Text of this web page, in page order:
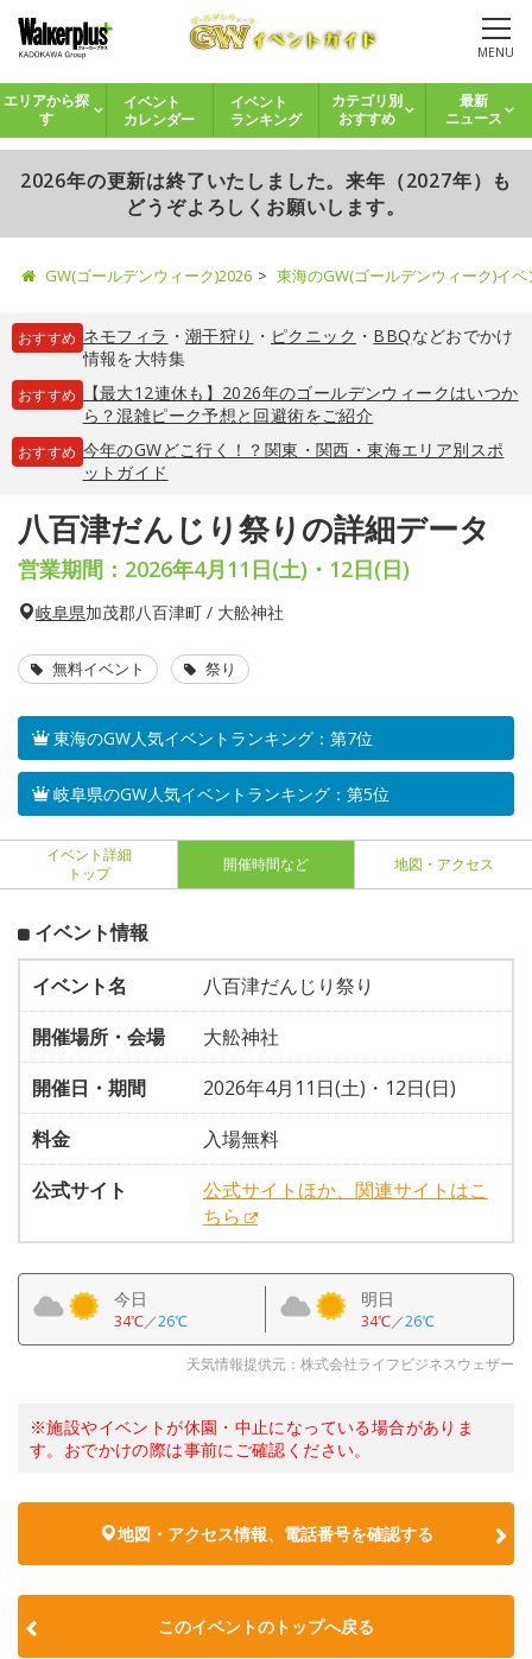
MENU
エリアから探
す
イベント
カレンダー
イベント
ランキング
カテゴリ別
おすすめ
最新
ニュース
2026年の更新は終了いたしました。来年（2027年）も
どうぞよろしくお願いします。
GW(ゴールデンウィーク)2026 東海のGW(ゴールデンウィーク)イ
おすすめ ネモフィラ ・ 潮干狩り ・ ピクニック ・ BBQなどおでかけ
情報を大特集
おすすめ
【最大12連休も】2026年のゴールデンウィークはいつか
ら？混雑ピーク予想と回避術をご紹介
おすすめ 今年のGWどこ行く！？関東・関西・東海エリア別スポ
ットガイド
八百津だんじり祭りの詳細データ
営業期間：2026年4月11日(土)・12日(日)
岐阜県加茂郡八百津町 / 大舩神社
無料イベント 祭り
東海のGW人気イベントランキング：第7位
岐阜県のGW人気イベントランキング：第5位
イベント詳細
トップ
開催時間など 地図・アクセス
イベント情報
イベント名
八百津だんじり祭り
開催場所・会場
大舩神社
開催日・期間
2026年4月11日(土)・12日(日)
料金
入場無料
公式サイト
公式サイトほか、関連サイトはこ
ちら
今日
34℃／26℃
明日
34℃／26℃
天気情報提供元：株式会社ライフビジネスウェザー
※施設やイベントが休園・中止になっている場合がありま
す。おでかけの際は事前にご確認ください。
地図・アクセス情報、電話番号を確認する
このイベントのトップへ戻る